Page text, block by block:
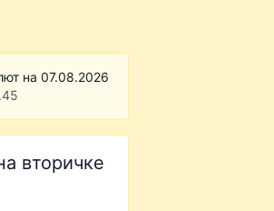
на 07.08.2026
вторичке